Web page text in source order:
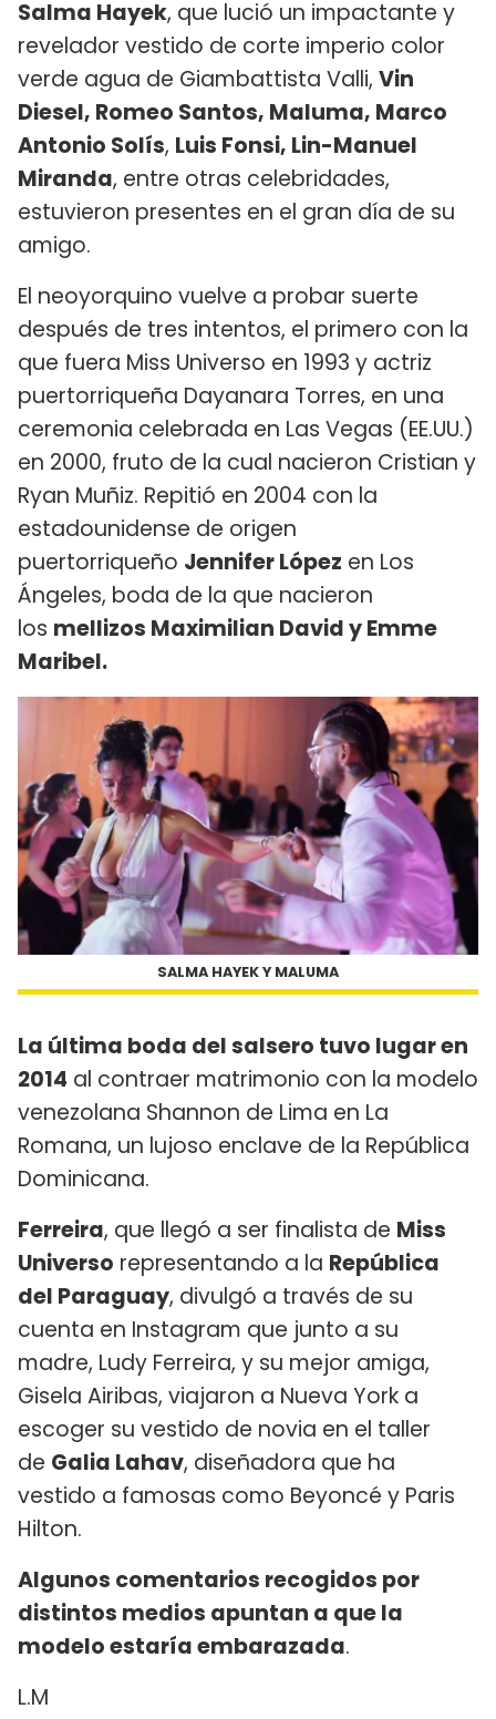
Salma Hayek, que lució un impactante y
revelador vestido de corte imperio color
verde agua de Giambattista Valli, Vin
Diesel, Romeo Santos, Maluma, Marco
Antonio Solís, Luis Fonsi, Lin-Manuel
Miranda, entre otras celebridades,
estuvieron presentes en el gran día de su
amigo.
El neoyorquino vuelve a probar suerte
después de tres intentos, el primero con la
que fuera Miss Universo en 1993 y actriz
puertorriqueña Dayanara Torres, en una
ceremonia celebrada en Las Vegas (EE.UU.)
en 2000, fruto de la cual nacieron Cristian y
Ryan Muñiz. Repitió en 2004 con la
estadounidense de origen
puertorriqueño Jennifer López en Los
Ángeles, boda de la que nacieron
los mellizos Maximilian David y Emme
Maribel.
SALMA HAYEK Y MALUMA
La última boda del salsero tuvo lugar en
2014 al contraer matrimonio con la modelo
venezolana Shannon de Lima en La
Romana, un lujoso enclave de la República
Dominicana.
Ferreira, que llegó a ser finalista de Miss
Universo representando a la República
del Paraguay, divulgó a través de su
cuenta en Instagram que junto a su
madre, Ludy Ferreira, y su mejor amiga,
Gisela Airibas, viajaron a Nueva York a
escoger su vestido de novia en el taller
de Galia Lahav, diseñadora que ha
vestido a famosas como Beyoncé y Paris
Hilton.
Algunos comentarios recogidos por
distintos medios apuntan a que la
modelo estaría embarazada.
L.M